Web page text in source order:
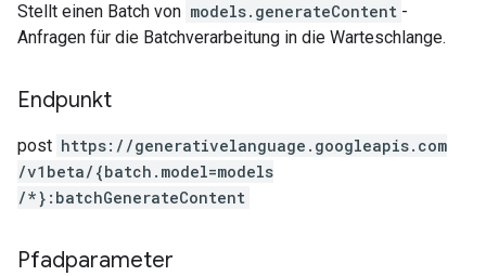
Stellt einen Batch von models.generateContent -
Anfragen für die Batchverarbeitung in die Warteschlange.
Endpunkt
post https: / /generativelanguage.googleapis.com
/v1beta/{batch.model=models
/*}:batchGenerateContent
Pfadparameter